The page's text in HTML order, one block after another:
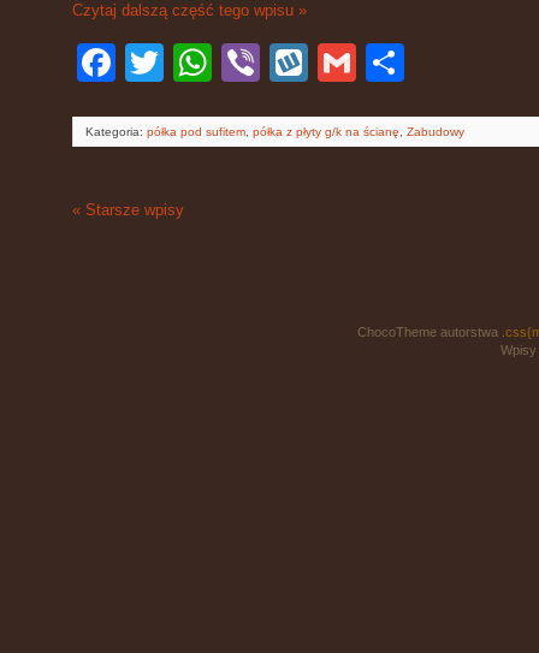
Czytaj dalszą część tego wpisu »
Facebook
Twitter WhatsApp
Viber WykopGmail
Kategoria: półka pod sufitem półka z płyty g/k na ścianę Zabudowy
« Starsze wpisy
ChocoTheme autorstwa
Wpisy